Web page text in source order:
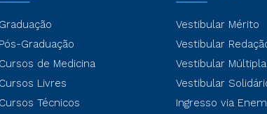
Graduação
Pós-Graduação
Cursos de Medicina
Cursos Livres
Cursos Técnicos
Vestibular Mérito
Vestibular
Vestibular
Vestibular
Ingresso via Enem